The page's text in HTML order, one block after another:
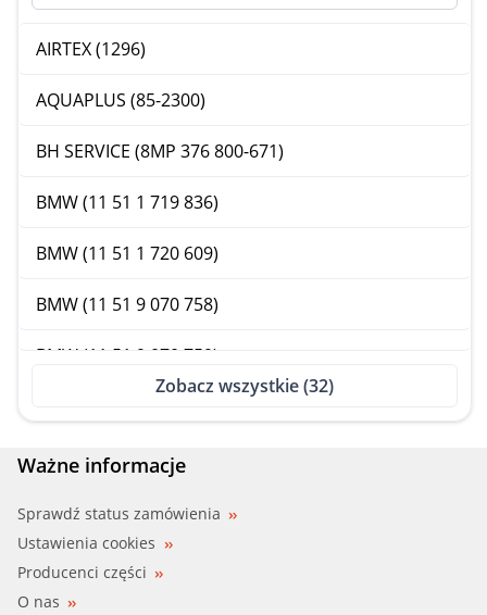
AIRTEX (1296)
AQUAPLUS (85-2300)
BH SERVICE (8MP 376 800-671)
BMW (11 51 1 719 836)
BMW (11 51 1 720 609)
BMW (11 51 9 070 758)
BMW (11 51 9 070 759)
DELPHI (WP1617)
DOLZ (B212)
Zobacz wszystkie (32)
Ważne informacje
Sprawdź status zamówienia
Ustawienia cookies
Producenci części
O nas